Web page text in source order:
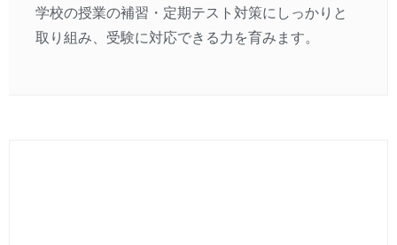
学校の授業の補習・定期テスト対策にしっかりと
取り組み、受験に対応できる力を育みます。